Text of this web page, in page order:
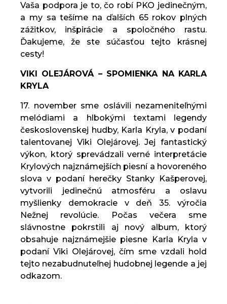
Vaša podpora je to, čo robí PKO jedinečným,
a my sa tešíme na ďalších 65 rokov plných
zážitkov, inšpirácie a spoločného rastu.
Ďakujeme, že ste súčasťou tejto krásnej
cesty!
VIKI OLEJÁROVÁ – SPOMIENKA NA KARLA
KRYLA
17. november sme oslávili nezameniteľnými
melódiami a hlbokými textami legendy
československej hudby, Karla Kryla, v podaní
talentovanej Viki Olejárovej. Jej fantastický
výkon, ktorý sprevádzali verné interpretácie
Krylových najznámejších piesní a hovoreného
slova v podaní herečky Stanky Kašperovej,
vytvorili jedinečnú atmosféru a oslavu
myšlienky demokracie v deň 35. výročia
Nežnej revolúcie. Počas večera sme
slávnostne pokrstili aj nový album, ktorý
obsahuje najznámejšie piesne Karla Kryla v
podaní Viki Olejárovej, čím sme vzdali hold
tejto nezabudnuteľnej hudobnej legende a jej
odkazom.